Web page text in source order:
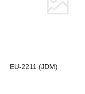
EU-2211 (JDM)